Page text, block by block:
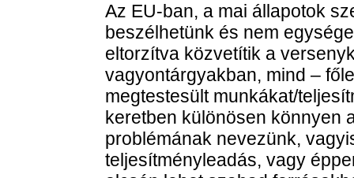
Az EU-ban, a mai állapotok
beszélhetünk és nem
eltorzítva közvetítik a
vagyontárgyakban, mind –
megtestesült munkákat/
keretben különösen könnyen
problémának nevezünk,
teljesítményleadás, vagy